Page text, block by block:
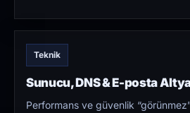
Teknik
Sunucu, DNS & E-posta
Performans ve güvenlik